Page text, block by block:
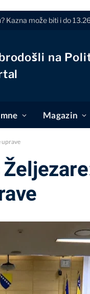
Kazna može biti i do
na
Magazin
uprave